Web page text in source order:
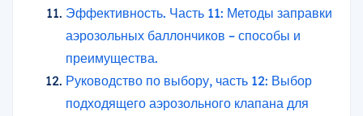
Эффективность. Часть 11: Методы заправки
аэрозольных баллончиков – способы и
преимущества.
Руководство по выбору, часть 12: Выбор
подходящего аэрозольного клапана для